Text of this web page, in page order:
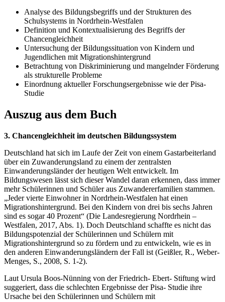
Analyse des Bildungsbegriffs und der Strukturen des
Schulsystems in Nordrhein-Westfalen
Definition und Kontextualisierung des Begriffs der
Chancengleichheit
Untersuchung der Bildungssituation von Kindern und
Jugendlichen mit Migrationshintergrund
Betrachtung von Diskriminierung und mangelnder Förderung
als strukturelle Probleme
Einordnung aktueller Forschungsergebnisse wie der Pisa-
Studie
Auszug aus dem Buch
3. Chancengleichheit im deutschen Bildungssystem
Deutschland hat sich im Laufe der Zeit von einem Gastarbeiterland
über ein Zuwanderungsland zu einem der zentralsten
Einwanderungsländer der heutigen Welt entwickelt. Im
Bildungswesen lässt sich dieser Wandel daran erkennen, dass immer
mehr Schülerinnen und Schüler aus Zuwandererfamilien stammen.
„Jeder vierte Einwohner in Nordrhein-Westfalen hat einen
Migrationshintergrund. Bei den Kindern von drei bis sechs Jahren
sind es sogar 40 Prozent“ (Die Landesregierung Nordrhein –
Westfalen, 2017, Abs. 1). Doch Deutschland schaffte es nicht das
Bildungspotenzial der Schülerinnen und Schülern mit
Migrationshintergrund so zu fördern und zu entwickeln, wie es in
den anderen Einwanderungsländern der Fall ist (Geißler, R., Weber-
Menges, S., 2008, S. 1-2).
Laut Ursula Boos-Nünning von der Friedrich- Ebert- Stiftung wird
suggeriert, dass die schlechten Ergebnisse der Pisa- Studie ihre
Ursache bei den Schülerinnen und Schülern mit